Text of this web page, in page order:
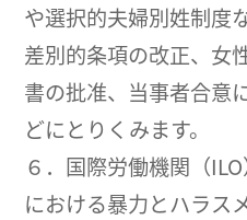
や選択的夫婦別姓制度
差別的条項の改正、女
書の批准、当事者合意
どにとりくみます。
６．国際労働機関（
における暴力とハラス